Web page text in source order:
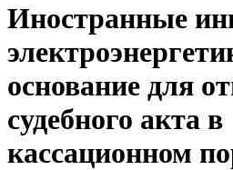
Иностранные
основание для
судебного акта в
кассационном